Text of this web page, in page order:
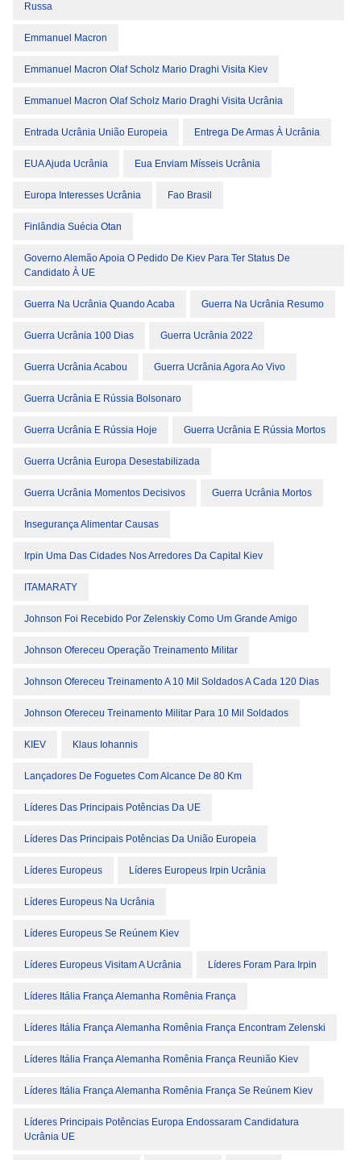
Russa
Emmanuel Macron
Emmanuel Macron Olaf Scholz Mario Draghi Visita Kiev
Emmanuel Macron Olaf Scholz Mario Draghi Visita Ucrânia
Entrada Ucrânia União Europeia Entrega De Armas À Ucrânia
EUA Ajuda Ucrânia Eua Enviam Mísseis Ucrânia
Europa Interesses Ucrânia Fao Brasil
Finlândia Suécia Otan
Governo Alemão Apoia O Pedido De Kiev Para Ter Status De
Candidato À UE
Guerra Na Ucrânia Quando Acaba Guerra Na Ucrânia Resumo
Guerra Ucrânia 100 Dias Guerra Ucrânia 2022
Guerra Ucrânia Acabou Guerra Ucrânia Agora Ao Vivo
Guerra Ucrânia E Rússia Bolsonaro
Guerra Ucrânia E Rússia Hoje Guerra Ucrânia E Rússia Mortos
Guerra Ucrânia Europa Desestabilizada
Guerra Ucrânia Momentos Decisivos Guerra Ucrânia Mortos
Insegurança Alimentar Causas
Irpin Uma Das Cidades Nos Arredores Da Capital Kiev
ITAMARATY
Johnson Foi Recebido Por Zelenskiy Como Um Grande Amigo
Johnson Ofereceu Operação Treinamento Militar
Johnson Ofereceu Treinamento A 10 Mil Soldados A Cada 120 Dias
Johnson Ofereceu Treinamento Militar Para 10 Mil Soldados
KIEV Klaus Iohannis
Lançadores De Foguetes Com Alcance De 80 Km
Líderes Das Principais Potências Da UE
Líderes Das Principais Potências Da União Europeia
Líderes Europeus Líderes Europeus Irpin Ucrânia
Líderes Europeus Na Ucrânia
Líderes Europeus Se Reúnem Kiev
Líderes Europeus Visitam A Ucrânia Líderes Foram Para Irpin
Líderes Itália França Alemanha Romênia França
Líderes Itália França Alemanha Romênia França Encontram Zelenski
Líderes Itália França Alemanha Romênia França Reunião Kiev
Líderes Itália França Alemanha Romênia França Se Reúnem Kiev
Líderes Principais Potências Europa Endossaram Candidatura
Ucrânia UE